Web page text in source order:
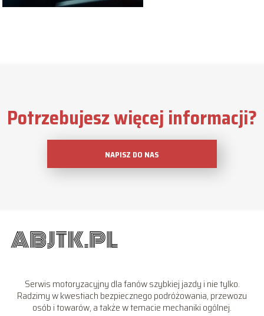
Potrzebujesz więcej informacji?
NAPISZ DO NAS
Serwis motoryzacyjny dla fanów szybkiej jazdy i nie tylko.
Radzimy w kwestiach bezpiecznego podróżowania, przewozu
osób i towarów, a także w temacie mechaniki ogólnej.